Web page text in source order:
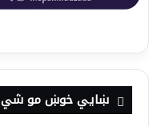
ښايي خوښ مو شي